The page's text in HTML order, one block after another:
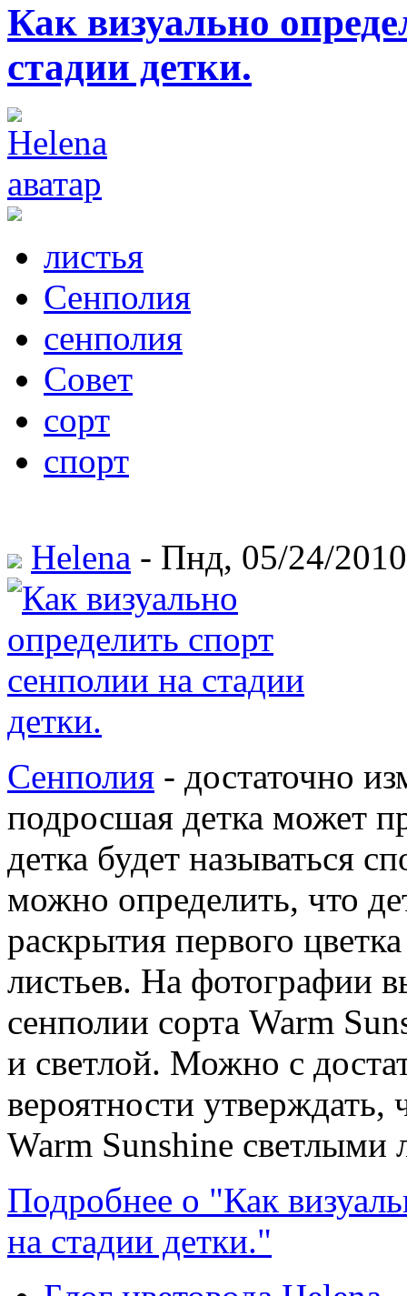
Как визуально
стадии детки.
листья
Сенполия
сенполия
Совет
сорт
спорт
Helena - Пнд, 05/24/
Сенполия - достаточно
подросшая детка может
детка будет называться
можно определить, что
раскрытия первого
листьев. На фотографии
сенполии сорта Warm
и светлой. Можно с
вероятности утверждать,
Warm Sunshine светлыми
Подробнее о "Как
на стадии детки."